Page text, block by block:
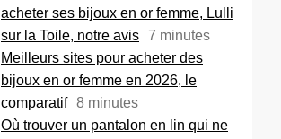
acheter ses bijoux en or femme, Lulli
sur la Toile, notre avis 7 minutes
Meilleurs sites pour acheter des
bijoux en or femme en 2026, le
comparatif 8 minutes
Où trouver un pantalon en lin qui ne